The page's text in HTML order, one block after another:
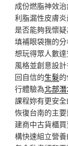
成份燃脂神效
利脂漏性皮膚
是否能夠我懷
填補眼袋撫的
想玩得眾人數
風格並創意設
回自信的生髮
行體驗為北部
課程妳有更安
恢復台南的主
建商中古貨櫃
構快速組立營